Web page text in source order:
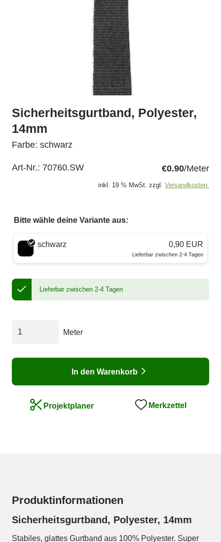
Sicherheitsgurtband, Polyester,
14mm
Farbe: schwarz
Art-Nr.: 70760.SW €0.90/Meter
inkl. 19 % MwSt. zzgl. Versandkosten.
Bitte wähle deine Variante aus:
Wähle eine Farbe
schwarz 0,90 EUR
Lieferbar zwischen 2-4 Tagen
Lieferbar zwischen 2-4 Tagen
Meter
In den Warenkorb
Projektplaner Merkzettel
Produktinformationen
Sicherheitsgurtband, Polyester, 14mm
Stabiles, glattes Gurtband aus 100% Polyester. Super